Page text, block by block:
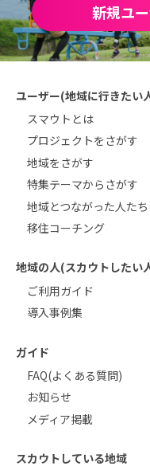
新規ユ
ユーザー(地域に行きたい
スマウトとは
プロジェクトをさがす
地域をさがす
特集テーマからさがす
地域とつながった人たち
移住コーチング
地域の人(スカウトしたい
ご利用ガイド
導入事例集
ガイド
FAQ(よくある質問)
お知らせ
メディア掲載
スカウトしている地域